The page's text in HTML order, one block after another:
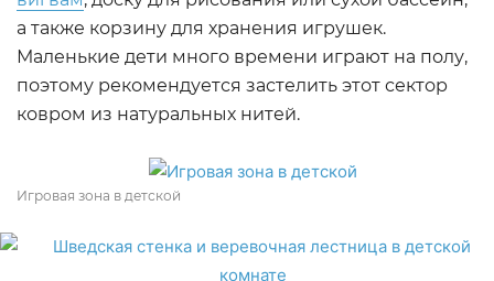
а также корзину для хранения игрушек.
Маленькие дети много времени играют на полу,
поэтому рекомендуется застелить этот сектор
ковром из натуральных нитей.
Игровая зона в детской